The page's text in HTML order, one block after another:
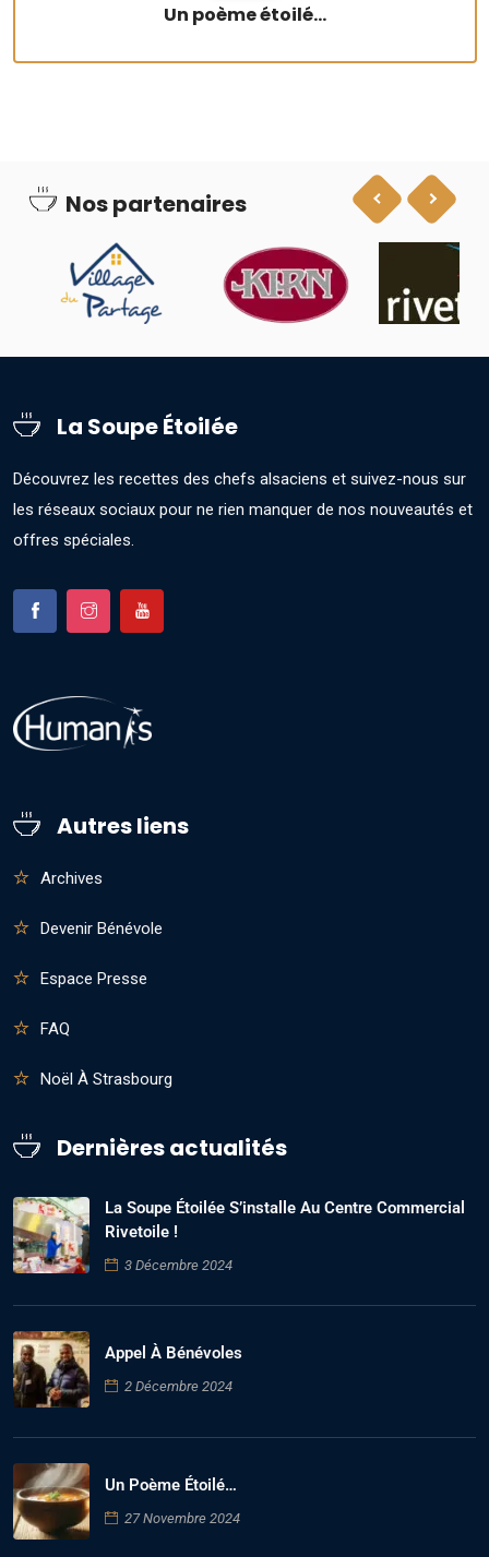
Un poème étoilé...
Nos partenaires
La Soupe Étoilée
Découvrez les recettes des chefs alsaciens et suivez-nous sur
les réseaux sociaux pour ne rien manquer de nos nouveautés et
offres spéciales.
Autres liens
Archives
Devenir Bénévole
Espace Presse
FAQ
Noël À Strasbourg
Dernières actualités
La Soupe Étoilée S’installe Au Centre Commercial
Rivetoile !
3 Décembre 2024
Appel À Bénévoles
2 Décembre 2024
Un Poème Étoilé…
27 Novembre 2024